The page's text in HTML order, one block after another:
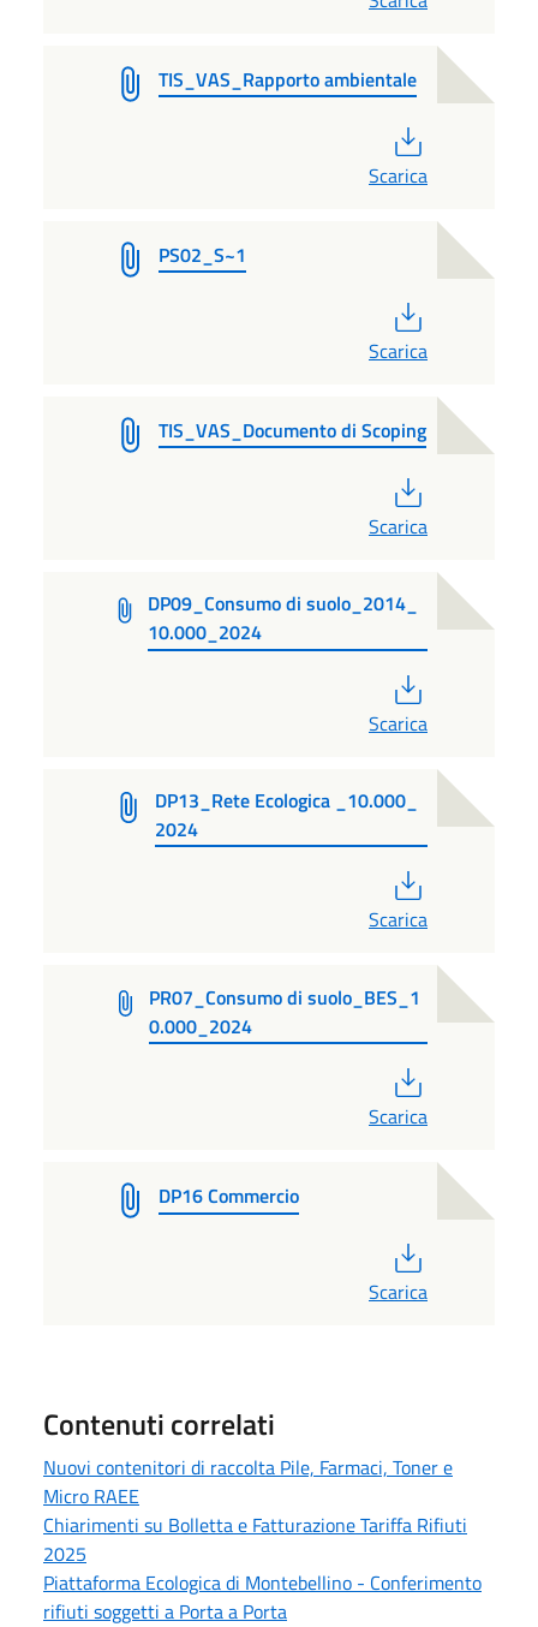
TIS_VAS_Rapporto ambientale
Scarica
PS02_S~1
Scarica
TIS_VAS_Documento di Scoping
Scarica
DP09_Consumo di suolo_2014_
10.000_2024
Scarica
DP13_Rete Ecologica _10.000_
2024
Scarica
PR07_Consumo di suolo_BES_1
0.000_2024
Scarica
DP16 Commercio
Scarica
Contenuti correlati
Nuovi contenitori di raccolta Pile, Farmaci, Toner e
Micro RAEE
Chiarimenti su Bolletta e Fatturazione Tariffa Rifiuti
2025
Piattaforma Ecologica di Montebellino - Conferimento
rifiuti soggetti a Porta a Porta